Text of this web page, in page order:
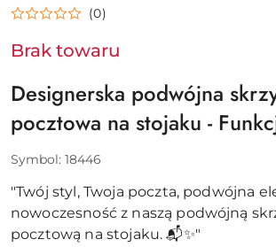
BITUXX
(0)
Brak towaru
Designerska podwójna
pocztowa na stojaku -
Symbol: 18446
"Twój styl, Twoja poczta, podwójna
nowoczesność z naszą podwójną
pocztową na stojaku. 📬✨"